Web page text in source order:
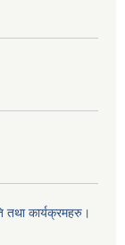
तथा कार्यक्रमहरु।